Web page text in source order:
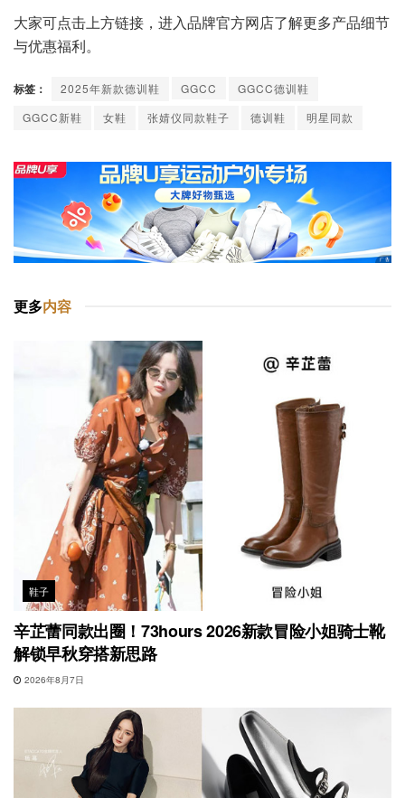
大家可点击上方链接，进入品牌官方网店了解更多产品细节
与优惠福利。
标签： 2025年新款德训鞋 GGCC
GGCC德训鞋
GGCC新鞋
女鞋 张婧仪同款鞋子 德训鞋 明星同款
更多内容
鞋子
辛芷蕾同款出圈！73hours 2026新款冒险小姐骑士靴
解锁早秋穿搭新思路
2026年8月7日